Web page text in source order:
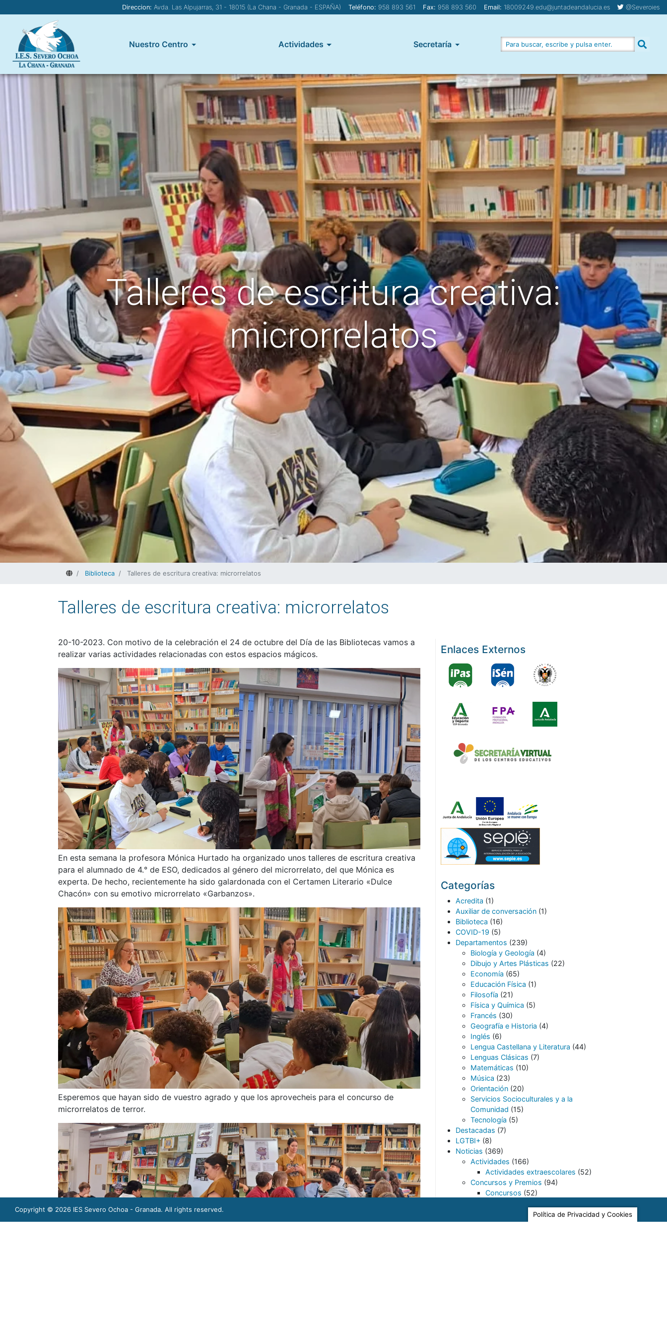
Direccion: Avda. Las Alpujarras, 31 - 18015 (La Chana - Granada - ESPAÑA) Teléfono: 958 893 561 Fax: 958 893 560 Email: 18009249.edu@juntadeandalucia.es @Severoies
Nuestro Centro Actividades Secretaría
Talleres de escritura creativa:
microrrelatos
HomeBiblioteca Talleres de escritura creativa: microrrelatos
Talleres de escritura creativa: microrrelatos
20-10-2023. Con motivo de la celebración el 24 de octubre del Día de las Bibliotecas vamos a
realizar varias actividades relacionadas con estos espacios mágicos.
En esta semana la profesora Mónica Hurtado ha organizado unos talleres de escritura creativa
para el alumnado de 4.° de ESO, dedicados al género del microrrelato, del que Mónica es
experta. De hecho, recientemente ha sido galardonada con el Certamen Literario «Dulce
Chacón» con su emotivo microrrelato «Garbanzos».
Esperemos que hayan sido de vuestro agrado y que los aprovecheis para el concurso de
microrrelatos de terror.
Enlaces Externos
Categorías
Acredita (1)
Auxiliar de conversación (1)
Biblioteca (16)
COVID-19 (5)
Departamentos (239)
Biología y Geología (4)
Dibujo y Artes Plásticas (22)
Economía (65)
Educación Física (1)
Filosofía (21)
Física y Química (5)
Francés (30)
Geografía e Historia (4)
Inglés (6)
Lengua Castellana y Literatura (44)
Lenguas Clásicas (7)
Matemáticas (10)
Música (23)
Orientación (20)
Servicios Socioculturales y a la
Comunidad (15)
Tecnología (5)
Destacadas (7)
LGTBI+ (8)
Noticias (369)
Actividades (166)
Actividades extraescolares (52)
Concursos y Premios (94)
Concursos (52)
Planes y Proyectos(161)
Bilingüismo(1)
Copyright © 2026 IES Severo Ochoa - Granada. All rights reserved.
Política de Privacidad y Cookies